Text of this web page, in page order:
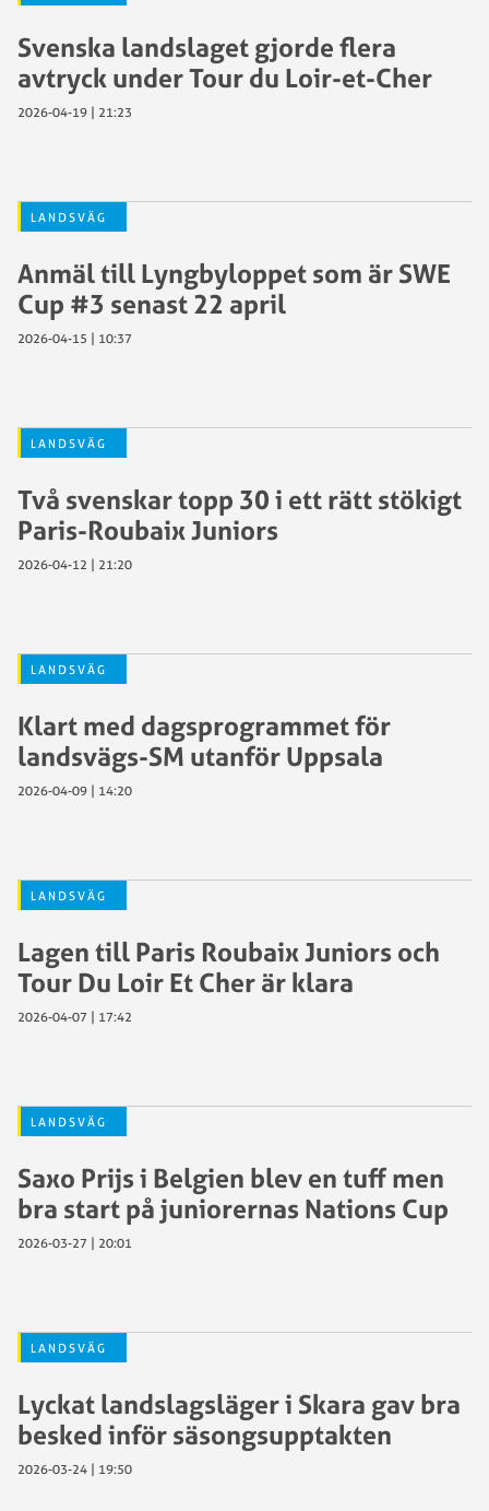
Svenska landslaget gjorde flera
avtryck under Tour du Loir-et-Cher
2026-04-19 | 21:23
LANDSVÄG
Anmäl till Lyngbyloppet som är SWE
Cup #3 senast 22 april
2026-04-15 | 10:37
LANDSVÄG
Två svenskar topp 30 i ett rätt stökigt
Paris-Roubaix Juniors
2026-04-12 | 21:20
LANDSVÄG
Klart med dagsprogrammet för
landsvägs-SM utanför Uppsala
2026-04-09 | 14:20
LANDSVÄG
Lagen till Paris Roubaix Juniors och
Tour Du Loir Et Cher är klara
2026-04-07 | 17:42
LANDSVÄG
Saxo Prijs i Belgien blev en tuff men
bra start på juniorernas Nations Cup
2026-03-27 | 20:01
LANDSVÄG
Lyckat landslagsläger i Skara gav bra
besked inför säsongsupptakten
2026-03-24 | 19:50